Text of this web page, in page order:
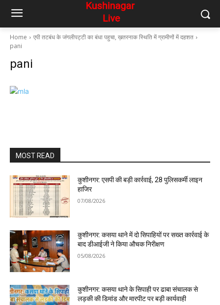
Home
एपी तटबंध के जंगलीपट्टी का बंधा पहुचा, ख़तरनाक स्थिति में ग्रामीणों में दहशत
pani
pani
MOST READ
कुशीनगर: एसपी की बड़ी कार्रवाई, 28 पुलिसकर्मी लाइन
हाजिर
07/08/2026
कुशीनगर: कसया थाने में दो सिपाहियों पर सख्त कार्रवाई के
बाद डीआईजी ने किया औचक निरीक्षण
05/08/2026
कुशीनगर: कसया थाने के सिपाही पर ढाबा संचालक से
लड़की की डिमांड और मारपीट पर बड़ी कार्यवाही